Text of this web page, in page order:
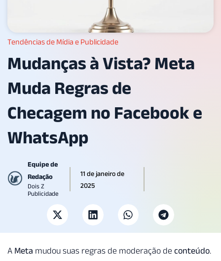
Tendências de Mídia e Publicidade
Mudanças à Vista? Meta
Muda Regras de
Checagem no Facebook e
WhatsApp
Equipe de
Redação
Dois Z
Publicidade
11 de janeiro de
2025
A Meta mudou suas regras de moderação de conteúdo.